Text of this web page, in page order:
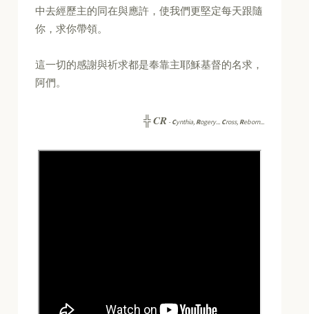
中去經歷主的同在與應許，使我們更堅定每天跟隨
你，求你帶領。
這一切的感謝與祈求都是奉靠主耶穌基督的名求，
阿們。
╬CR -Cynthia, Rogery... Cross, Reborn...